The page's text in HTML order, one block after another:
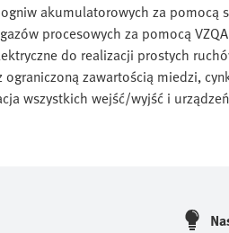
akumulatorowych za pomocą
procesowych za pomocą
do realizacji prostych
ograniczoną zawartością miedzi,
wszystkich wejść/wyjść i